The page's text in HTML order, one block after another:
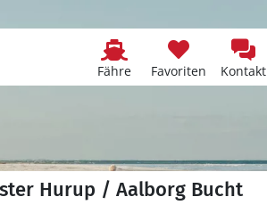
Fähre Favoriten Kontakt
Hurup / Aalborg Bucht